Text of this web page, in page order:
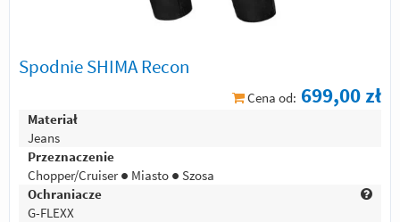
Spodnie SHIMA Recon
Cena od: 699,00 zł
Materiał
Jeans
Przeznaczenie
Chopper/Cruiser ● Miasto ● Szosa
Ochraniacze
G-FLEXX